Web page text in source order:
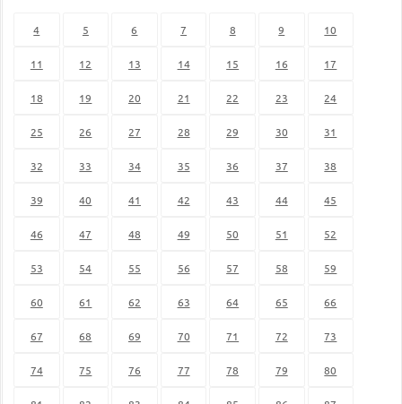
4 5 6 7 8 9 10
11 12 13 14 15 16 17
18 19 20 21 22 23 24
25 26 27 28 29 30 31
32 33 34 35 36 37 38
39 40 41 42 43 44 45
46 47 48 49 50 51 52
53 54 55 56 57 58 59
60 61 62 63 64 65 66
67 68 69 70 71 72 73
74 75 76 77 78 79 80